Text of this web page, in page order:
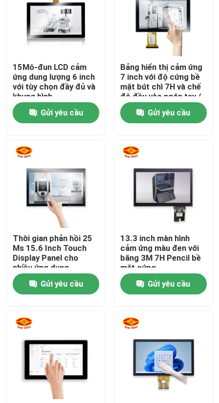
Nhà
Sản phẩm
Video
Về chúng tôi
Tham quan nhà máy
Kiểm soát chất lượng
Yêu cầu báo giá
Bảng hiển thị cảm ứng
15Mô-đun LCD cảm
ứng dung lượng 6 inch
với tùy chọn đầy đủ và
khung hình
Gửi yêu cầu
Bảng hiển thị cảm ứng
7 inch với độ cứng bề
mặt bút chì 7H và chế
độ đầu vào ngón tay /
bút chì hoạt động
Gửi yêu cầu
Thời gian phản hồi 25
Ms 15.6 Inch Touch
Display Panel cho
nhiều ứng dụng
Gửi yêu cầu
13.3 inch màn hình
cảm ứng màu đen với
băng 3M 7H Pencil bề
mặt cứng
Gửi yêu cầu